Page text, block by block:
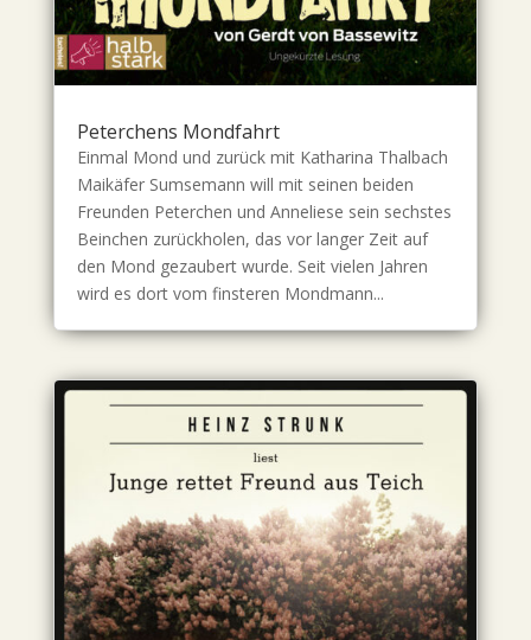
Peterchens Mondfahrt
Einmal Mond und zurück mit Katharina Thalbach
Maikäfer Sumsemann will mit seinen beiden
Freunden Peterchen und Anneliese sein sechstes
Beinchen zurückholen, das vor langer Zeit auf
den Mond gezaubert wurde. Seit vielen Jahren
wird es dort vom finsteren Mondmann...